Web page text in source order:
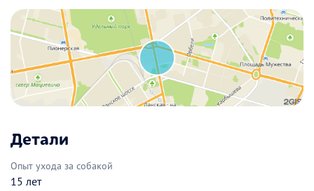
Детали
Опыт ухода за собакой
15 лет